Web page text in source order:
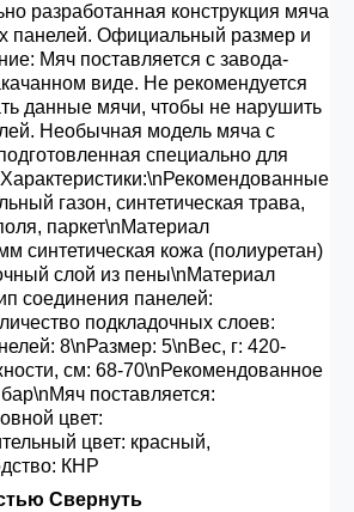
разработанная конструкция мяча
панелей. Официальный размер и
Мяч поставляется с завода-
виде. Не рекомендуется
данные мячи, чтобы не нарушить
Необычная модель мяча с
специально для
газон, синтетическая трава,
паркет\nМатериал
синтетическая кожа (полиуретан)
слой из пены\nМатериал
соединения панелей:
подкладочных слоев:
8\nРазмер: 5\nВес, г: 420-
см: 68-70\nРекомендованное
поставляется:
цвет:
цвет: красный,
КНР
Свернуть